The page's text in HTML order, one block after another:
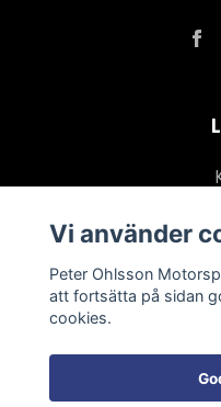
Bli
Vi använder
Peter Ohlsson
att fortsätta på sidan
cookies.